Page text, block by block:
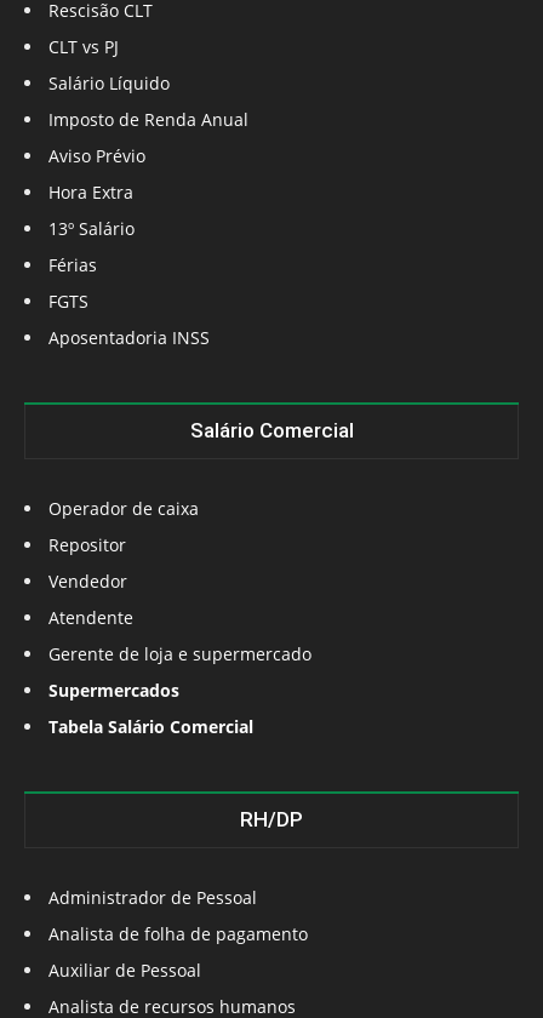
Rescisão CLT
CLT vs PJ
Salário Líquido
Imposto de Renda Anual
Aviso Prévio
Hora Extra
13º Salário
Férias
FGTS
Aposentadoria INSS
Salário Comercial
Operador de caixa
Repositor
Vendedor
Atendente
Gerente de loja e supermercado
Supermercados
Tabela Salário Comercial
RH/DP
Administrador de Pessoal
Analista de folha de pagamento
Auxiliar de Pessoal
Analista de recursos humanos